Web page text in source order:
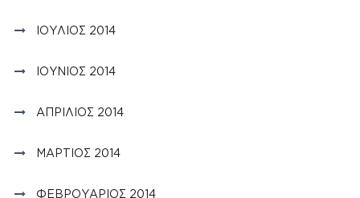
ΙΟΎΛΙΟΣ 2014
ΙΟΎΝΙΟΣ 2014
ΑΠΡΊΛΙΟΣ 2014
ΜΆΡΤΙΟΣ 2014
ΦΕΒΡΟΥΆΡΙΟΣ 2014